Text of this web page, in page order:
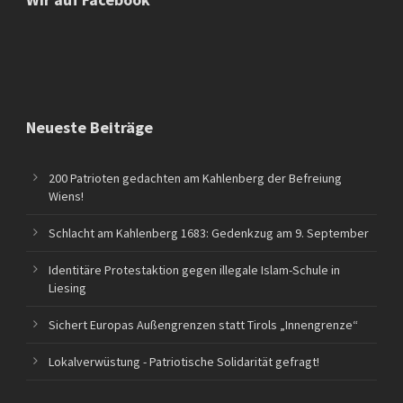
Neueste Beiträge
200 Patrioten gedachten am Kahlenberg der Befreiung
Wiens!
Schlacht am Kahlenberg 1683: Gedenkzug am 9. September
Identitäre Protestaktion gegen illegale Islam-Schule in
Liesing
Sichert Europas Außengrenzen statt Tirols „Innengrenze“
Lokalverwüstung - Patriotische Solidarität gefragt!